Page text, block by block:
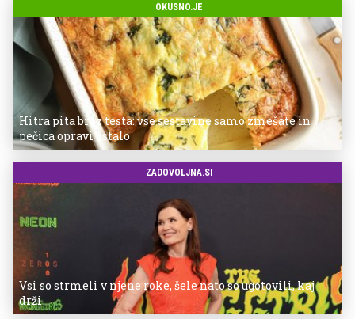
OKUSNO.JE
Hitra pita brez testa: vse sestavine samo zmešate in
pečica opravi ostalo
ZADOVOLJNA.SI
Vsi so strmeli v njene roke, šele nato so ugotovili, kaj
drži